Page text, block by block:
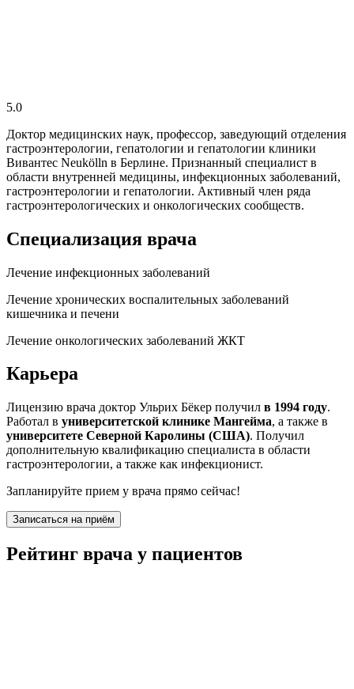
5.0
Доктор медицинских наук, профессор, заведующий отделения
гастроэнтерологии, гепатологии и гепатологии клиники
Вивантес Neukölln в Берлине. Признанный специалист в
области внутренней медицины, инфекционных заболеваний,
гастроэнтерологии и гепатологии. Активный член ряда
гастроэнтерологических и онкологических сообществ.
Специализация врача
Лечение инфекционных заболеваний
Лечение хронических воспалительных заболеваний
кишечника и печени
Лечение онкологических заболеваний ЖКТ
Карьера
Лицензию врача доктор Ульрих Бёкер получил в 1994 году.
Работал в университетской клинике Мангейма, а также в
университете Северной Каролины (США). Получил
дополнительную квалификацию специалиста в области
гастроэнтерологии, а также как инфекционист.
Запланируйте прием у врача прямо сейчас!
Записаться на приём
Рейтинг врача у пациентов